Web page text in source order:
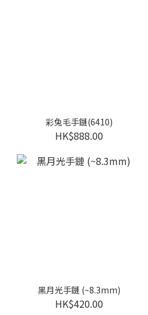
彩兔毛手鏈(6410)
HK$888.00
黑月光手鏈 (~8.3mm)
HK$420.00